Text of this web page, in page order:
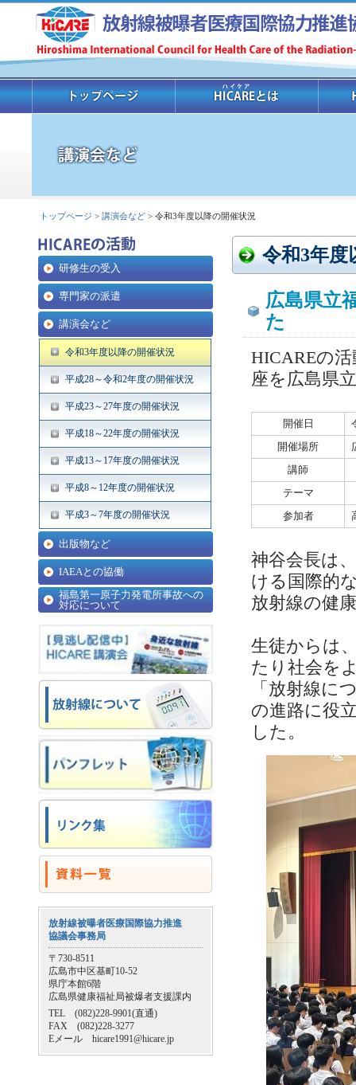
トップページ > 講演会など > 令和3年度以降の開催状況
研修生の受入
専門家の派遣
講演会など
令和3年度以降の開催状況
平成28～令和2年度の開催状況
平成23～27年度の開催状況
平成18～22年度の開催状況
平成13～17年度の開催状況
平成8～12年度の開催状況
平成3～7年度の開催状況
出版物など
IAEAとの協働
福島第一原子力発電所事故への
対応について
放射線被曝者医療国際協力推進
協議会事務局
〒730-8511
広島市中区基町10-52
県庁本館6階
広島県健康福祉局被爆者支援課内
TEL (082)228-9901(直通)
FAX (082)228-3277
Eメール hicare1991@hicare.jp
令和3年度
広島県立
た
HICAREの
座を広島県
開催日
開催場所
講師
テーマ
参加者
神谷会長は
ける国際的
放射線の健
生徒からは
たり社会を
「 放射線に
の進路に役
した。